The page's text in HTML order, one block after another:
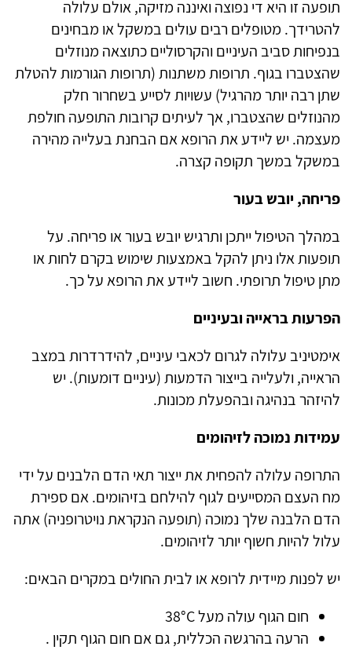
תופעה זו היא די נפוצה ואיננה מזיקה, אולם עלולה
להטרידך. מטופלים רבים עולים במשקל או מבחינים
בנפיחות סביב העיניים והקרסוליים כתוצאה מנוזלים
שהצטברו בגוף. תרופות משתנות (תרופות הגורמות להטלת
שתן רבה יותר מהרגיל) עשויות לסייע בשחרור חלק
מהנוזלים שהצטברו, אך לעיתים קרובות התופעה חולפת
מעצמה. יש ליידע את הרופא אם הבחנת בעלייה מהירה
במשקל במשך תקופה קצרה.
פריחה, יובש בעור
במהלך הטיפול ייתכן ותרגיש יובש בעור או פריחה. על
תופעות אלו ניתן להקל באמצעות שימוש בקרם לחות או
מתן טיפול תרופתי. חשוב ליידע את הרופא על כך.
הפרעות בראייה ובעיניים
אימטיניב עלולה לגרום לכאבי עיניים, להידרדרות במצב
הראייה, ולעלייה בייצור הדמעות (עיניים דומעות). יש
להיזהר בנהיגה ובהפעלת מכונות.
עמידות נמוכה לזיהומים
התרופה עלולה להפחית את ייצור תאי הדם הלבנים על ידי
מח העצם המסייעים לגוף להילחם בזיהומים. אם ספירת
הדם הלבנה שלך נמוכה (תופעה הנקראת נויטרופניה) אתה
עלול להיות חשוף יותר לזיהומים.
יש לפנות מיידית לרופא או לבית החולים במקרים הבאים:
חום הגוף עולה מעל 38°C
הרעה בהרגשה הכללית, גם אם חום הגוף תקין .